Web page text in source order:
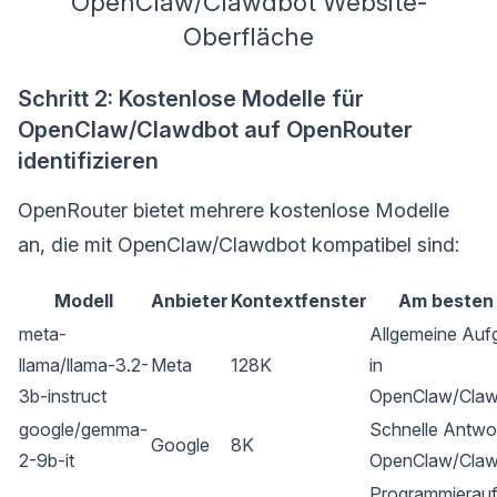
Oberfläche
Schritt 2: Kostenlose Modelle für
OpenClaw/Clawdbot auf OpenRouter
identifizieren
OpenRouter bietet mehrere kostenlose Modelle
an, die mit OpenClaw/Clawdbot kompatibel sind:
Modell Anbieter Kontextfenster
Am
meta-
llama/llama-3.2-
3b-instruct
Meta 128K
Allgemeine
in
OpenClaw/
google/gemma-
2-9b-it
Google 8K
Schnelle
OpenClaw/